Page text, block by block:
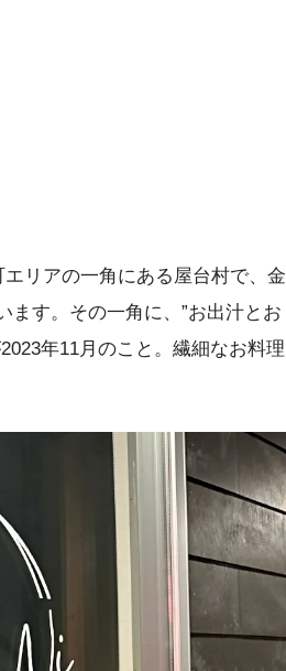
エリアの一角にある屋台村で、金
ます。その一角に、”お出汁とお
年11月のこと。繊細なお料理